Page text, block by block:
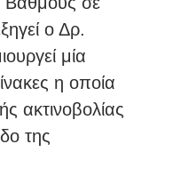
ο Δρ.
μία
η οποία
ακτινοβολίας
της